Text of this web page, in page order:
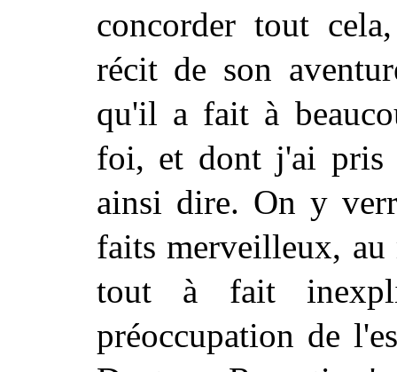
concorder tout
récit de son
qu'il a fait à
foi, et dont j'ai pris
ainsi dire. On y
faits merveilleux,
tout à fait
préoccupation de